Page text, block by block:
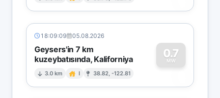
18:09:09 05.08.2026
Geysers'in 7 km
kuzeybatısında, Kaliforniya
3.0 km I 38.82, -122.81
0.7
MW
0